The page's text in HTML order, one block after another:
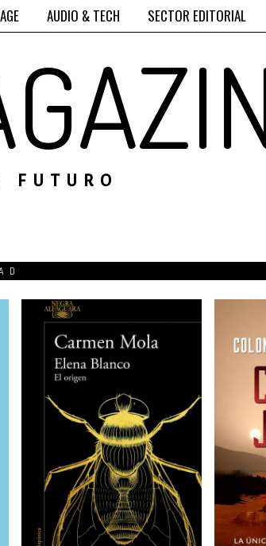
AUDIO & TECH SECTOR EDITORIAL
FUTURO